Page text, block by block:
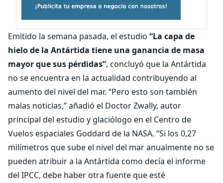
Emitido la semana pasada, el estudio “La capa de
hielo de la Antártida tiene una ganancia de masa
mayor que sus pérdidas”, concluyó que la Antártida
no se encuentra en la actualidad contribuyendo al
aumento del nivel del mar. “Pero esto son también
malas noticias,” añadió el Doctor Zwally, autor
principal del estudio y glaciólogo en el Centro de
Vuelos espaciales Goddard de la NASA. “Si los 0,27
milímetros que sube el nivel del mar anualmente no se
pueden atribuir a la Antártida como decía el informe
del IPCC, debe haber otra fuente que esté